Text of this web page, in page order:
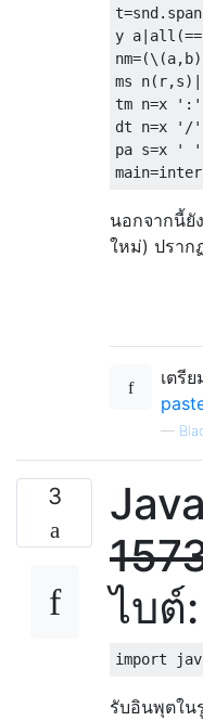
y
ms
tm n=x
dt n=x '/
pa s=x '
นอกจากนี้ยั
ใหม่) ปรา
เตรี
—
3
ไบต์:
รับอินพุตใน